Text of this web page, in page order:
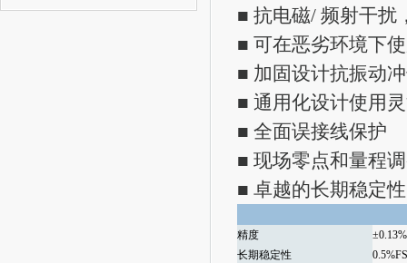
■ 抗电磁/ 频射干扰
■ 可在恶劣环境下
■ 加固设计抗振动
■ 通用化设计使用
■ 全面误接线保护
■ 现场零点和量程
■ 卓越的长期稳定性
精度
长期稳定性